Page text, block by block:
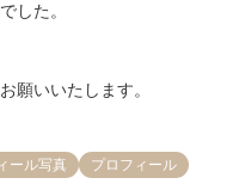
した。
願いいたします。
ール写真 プロフィール